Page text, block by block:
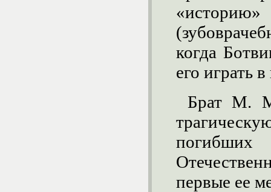
когда
его играть
Брат М.
первые ее